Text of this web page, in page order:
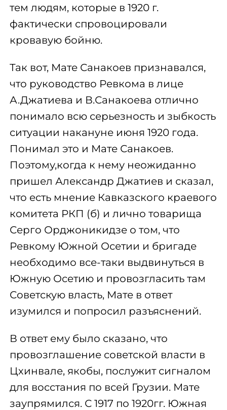
тем людям, которые в 1920 г.
фактически спровоцировали
кровавую бойню.
Так вот, Мате Санакоев признавался,
что руководство Ревкома в лице
А.Джатиева и В.Санакоева отлично
понимало всю серьезность и зыбкость
ситуации накануне июня 1920 года.
Понимал это и Мате Санакоев.
Поэтому,когда к нему неожиданно
пришел Александр Джатиев и сказал,
что есть мнение Кавказского краевого
комитета РКП (б) и лично товарища
Серго Орджоникидзе о том, что
Ревкому Южной Осетии и бригаде
необходимо все-таки выдвинуться в
Южную Осетию и провозгласить там
Советскую власть, Мате в ответ
изумился и попросил разъяснений.
В ответ ему было сказано, что
провозглашение советской власти в
Цхинвале, якобы, послужит сигналом
для восстания по всей Грузии. Мате
заупрямился. С 1917 по 1920гг. Южная